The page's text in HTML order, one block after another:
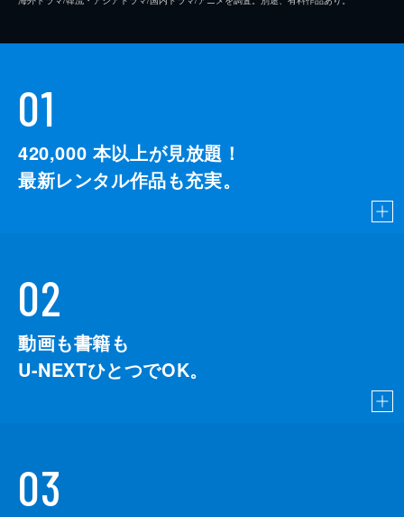
01
420,000 本以上が見放題！
最新レンタル作品も充実。
02
動画も書籍も
U-NEXTひとつでOK。
03